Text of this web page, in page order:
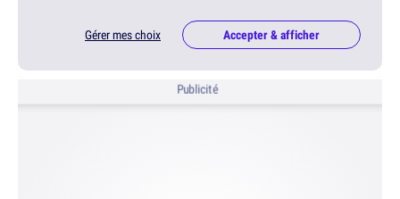
Gérer mes choix Accepter & afficher
Publicité